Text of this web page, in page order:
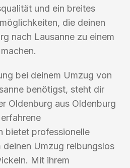
und ein breites
die deinen
nach Lausanne zu einem
bei deinem Umzug von
benötigst, steht dir
Oldenburg aus Oldenburg
bietet professionelle
deinen Umzug reibungslos
Mit ihrem